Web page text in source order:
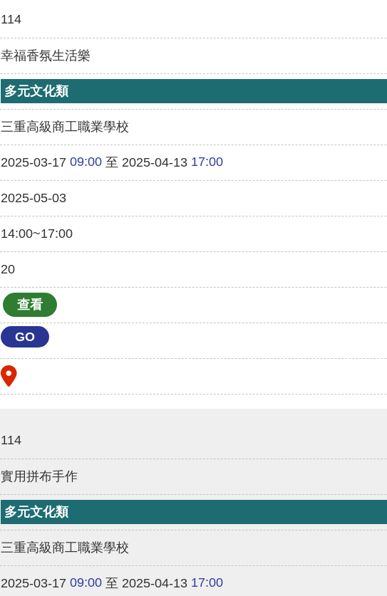
114
幸福香氛生活樂
多元文化類
三重高級商工職業學校
2025-03-17 09:00至 2025-04-1317:00
2025-05-03
14:00~17:00
20
GO
114
實用拼布手作
多元文化類
三重高級商工職業學校
2025-03-17 09:00至 2025-04-1317:00